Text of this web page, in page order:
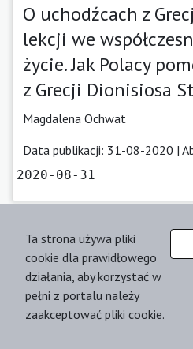
O uchodźcach z
lekcji we
życie. Jak Polacy
z Grecji Dionisiosa
Magdalena Ochwat
Data publikacji: 31-08-2020 |
2020-08-31
Czasopismo: Postscriptum
„Parcours de la
dni „Kultury”
Ta strona używa pliki
cookie dla prawidłowego
działania, aby korzystać w
pełni z portalu należy
zaakceptować pliki cookie.